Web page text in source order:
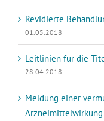
Revidierte
01.05.2018
Leitlinien für die
28.04.2018
Meldung einer
Arzneimittelwirkung